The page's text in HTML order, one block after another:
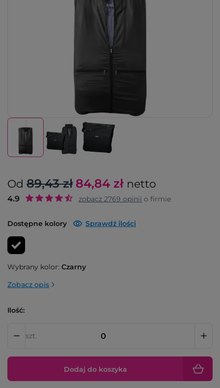
Od 89,43 zł 84,84 zł netto
4.9 zobacz 2769 opinii o firmie
Dostępne kolory Sprawdź ilości
Wybrany kolor: Czarny
Zobacz opis
Ilość:
szt.
Dodaj do koszyka